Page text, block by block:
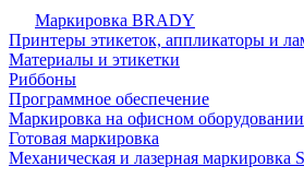
Маркировка BRADY
Принтеры этикеток, аппликаторы и
Материалы и этикетки
Риббоны
Программное обеспечение
Маркировка на офисном оборудовании
Готовая маркировка
Механическая и лазерная